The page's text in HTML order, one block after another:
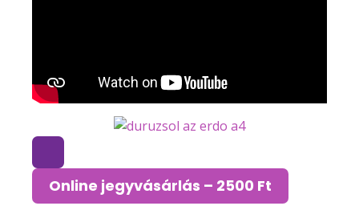
Online jegyvásárlás – 2500 Ft